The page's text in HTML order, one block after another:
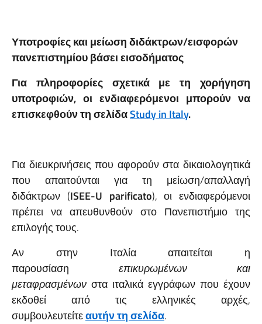
Υποτροφίες και μείωση διδάκτρων/εισφορών
πανεπιστημίου βάσει εισοδήματος
Για πληροφορίες σχετικά με τη
χορήγηση
υποτροφιών, οι ενδιαφερόμενοι μπορούν να
επισκεφθούν τη σελίδαStudy in Italy.
Για διευκρινήσεις που αφορούν στα δικαιολογητικά
που απαιτούνται για τη μείωση/απαλλαγή
διδάκτρων (ISEE-U parificato), οι ενδιαφερόμενοι
πρέπει να απευθυνθούν στο Πανεπιστήμιο της
επιλογής τους.
Αν στην Ιταλία απαιτείται η
παρουσίαση επικυρωμένων και
μεταφρασμένων στα ιταλικά εγγράφων που έχουν
εκδοθεί από τις ελληνικές αρχές,
συμβουλευτείτεαυτήν τη σελίδα.